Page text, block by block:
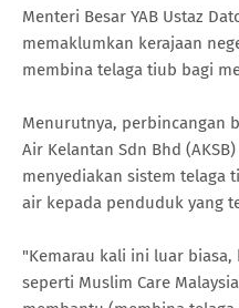
Menteri Besar YAB Ustaz
memaklumkan kerajaan
membina telaga tiub bagi
Menurutnya, perbincangan
Air Kelantan Sdn Bhd
menyediakan sistem telaga
air kepada penduduk yang
"Kemarau kali ini luar biasa,
seperti Muslim Care